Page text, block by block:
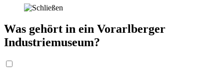
Was gehört in ein Vorarlberger
Industriemuseum?